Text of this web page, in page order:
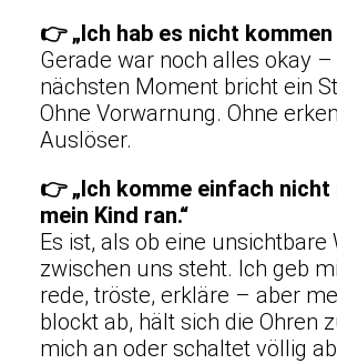
👉 „Ich hab es nicht kommen
Gerade war noch alles okay
nächsten Moment bricht ein
Ohne Vorwarnung. Ohne
Auslöser.
👉 „Ich komme einfach nicht
mein Kind ran.“
Es ist, als ob eine unsichtbare
zwischen uns steht. Ich geb
rede, tröste, erkläre – aber
blockt ab, hält sich die Ohren
mich an oder schaltet völlig